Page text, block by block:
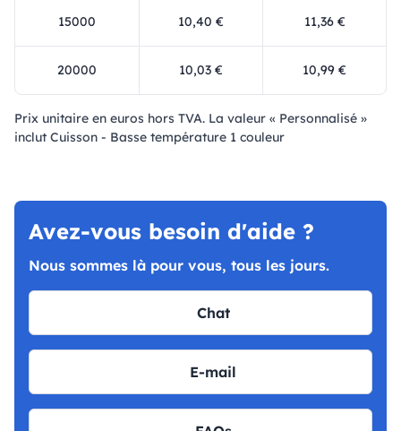
15000 10,40 € 11,36 €
20000 10,03 € 10,99 €
Prix ​​unitaire en euros hors TVA. La valeur « Personnalisé »
inclut Cuisson - Basse température 1 couleur
Avez-vous besoin d'aide ?
Nous sommes là pour vous, tous les jours.
Chat
E-mail